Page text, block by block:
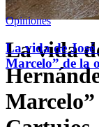
La vida
Marcelo”
Opiniones
La vida de
Marcelo” de la